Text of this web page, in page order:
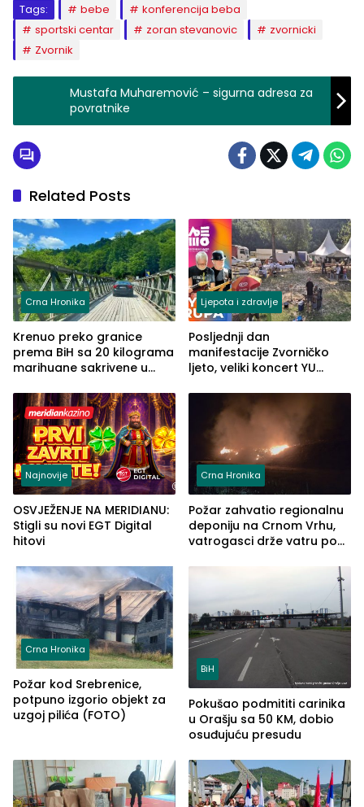
Tags: bebe
konferencija beba
sportski centar
zoran stevanovic
zvornicki
Zvornik
Mustafa Muharemović – sigurna adresa za
povratnike
Related Posts
Crna Hronika
Krenuo preko granice
prema BiH sa 20 kilograma
marihuane sakrivene u
Ljepota i zdravlje
Posljednji dan
manifestacije Zvorničko
ljeto, veliki koncert YU
ove godine
Najnovije
OSVJEŽENJE NA MERIDIANU:
Stigli su novi EGT Digital
hitovi
Crna Hronika
Požar zahvatio regionalnu
deponiju na Crnom Vrhu,
vatrogasci drže vatru pod
Crna Hronika
Požar kod Srebrenice,
potpuno izgorio objekt za
uzgoj pilića (FOTO)
BiH
Pokušao podmititi carinika
u Orašju sa 50 KM, dobio
osuđujuću presudu